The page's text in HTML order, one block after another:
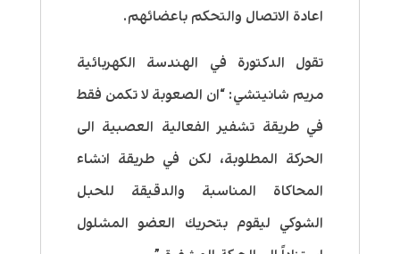
اعادة الاتصال والتحكم باعضائهم.
تقول الدكتورة في الهندسة الكهربائية
مريم شانيتشي: “ان الصعوبة لا تكمن فقط
في طريقة تشفير الفعالية العصبية الى
الحركة المطلوبة، لكن في طريقة انشاء
المحاكاة المناسبة والدقيقة للحبل
الشوكي ليقوم بتحريك العضو المشلول